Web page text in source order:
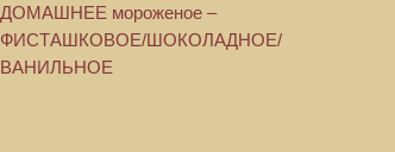
ДОМАШНЕЕ мороженое –
ФИСТАШКОВОЕ/ШОКОЛАДНОЕ/
ВАНИЛЬНОЕ